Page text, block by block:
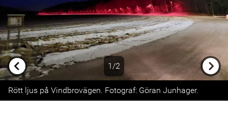
1/2
Previous
Rött ljus på Vindbrovägen. Fotograf: Göran Junhager.